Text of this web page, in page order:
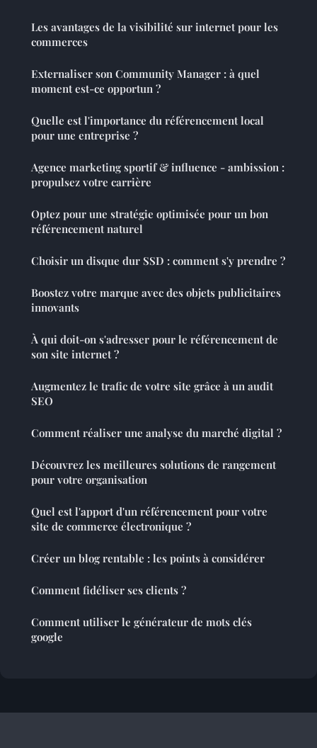
Les avantages de la visibilité sur internet pour les
commerces
Externaliser son Community Manager : à quel
moment est-ce opportun ?
Quelle est l'importance du référencement local
pour une entreprise ?
Agence marketing sportif & influence - ambission :
propulsez votre carrière
Optez pour une stratégie optimisée pour un bon
référencement naturel
Choisir un disque dur SSD : comment s'y prendre ?
Boostez votre marque avec des objets publicitaires
innovants
À qui doit-on s'adresser pour le référencement de
son site internet ?
Augmentez le trafic de votre site grâce à un audit
SEO
Comment réaliser une analyse du marché digital ?
Découvrez les meilleures solutions de rangement
pour votre organisation
Quel est l'apport d'un référencement pour votre
site de commerce électronique ?
Créer un blog rentable : les points à considérer
Comment fidéliser ses clients ?
Comment utiliser le générateur de mots clés
google